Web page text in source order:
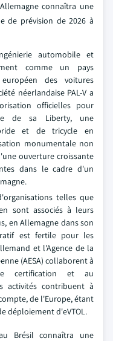
connaîtra une
de prévision de 2026 à
automobile et
comme un pays
des voitures
néerlandaise PAL-V a
officielles pour
de sa Liberty, une
et de tricycle en
monumentale non
ouverture croissante
dans le cadre d'un
telles que
sont associés à leurs
en Allemagne dans son
est fertile pour les
et l'Agence de la
(AESA) collaborent à
certification et au
activités contribuent à
de l'Europe, étant
déploiement d'eVTOL.
Brésil connaîtra une